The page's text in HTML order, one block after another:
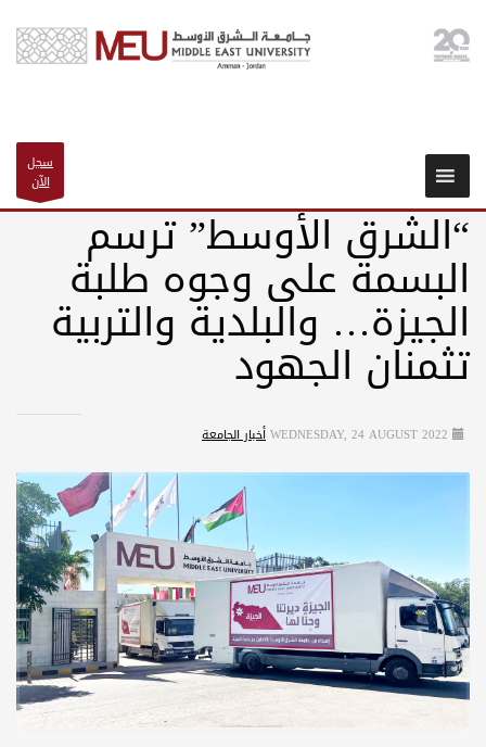
سجل
الآن
“الشرق الأوسط” ترسم
البسمة على وجوه طلبة
الجيزة… والبلدية والتربية
تثمنان الجهود
WEDNESDAY, 24 AUGUST 2022أخبار الجامعة